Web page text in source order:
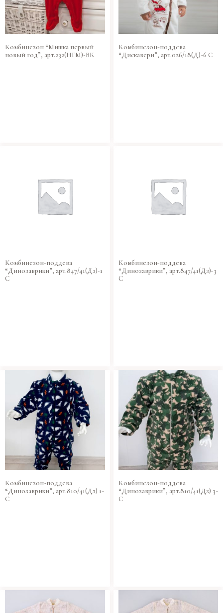
Комбинезон “Мишка первый
новый год”, арт.232(НГМ)-ВК
Комбинезон-поддева
“Дискавери”, арт.026/18(Д)-6 С
Комбинезон-поддева
“Динозаврики”, арт.847/41(Дз)-1
C
Комбинезон-поддева
“Динозаврики”, арт.847/41(Дз)-3
C
Комбинезон-поддева
“Динозаврики”, арт.810/41(Дз) 1-
С
Комбинезон-поддева
“Динозаврики”, арт.810/41(Дз) 3-
С